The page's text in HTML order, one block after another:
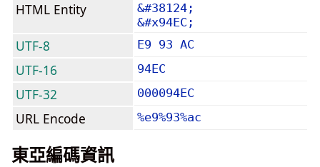
HTML Entity
&#38124;
&#x94EC;
UTF-8 E9 93 AC
UTF-16 94EC
UTF-32 000094EC
URL Encode %e9%93%ac
東亞編碼資訊